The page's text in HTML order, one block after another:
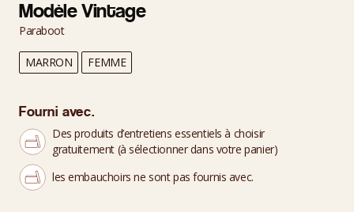
Modèle Vintage
Paraboot
MARRON FEMME
Fourni avec.
Des produits d’entretiens essentiels à choisir
gratuitement (à sélectionner dans votre panier)
les embauchoirs ne sont pas fournis avec.